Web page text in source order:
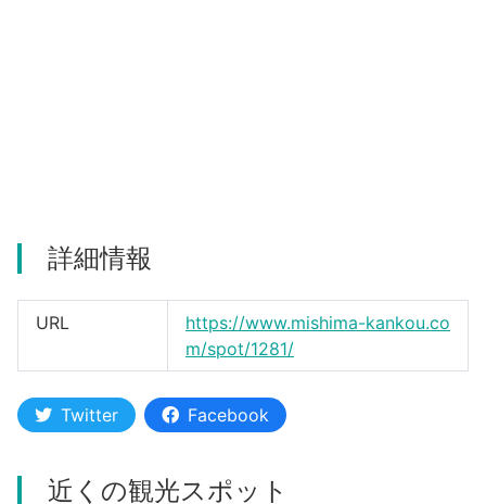
詳細情報
URL
https://www.mishima-kankou.co
m/spot/1281/
Twitter Facebook
近くの観光スポット